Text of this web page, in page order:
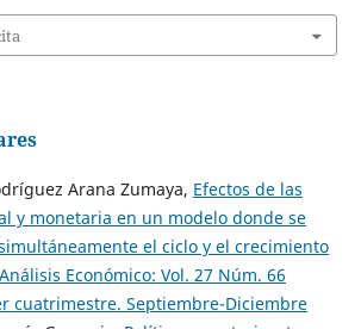
Arana Zumaya, Efectos de las
y monetaria en un modelo donde se
el ciclo y el crecimiento
Análisis Económico: Vol. 27 Núm. 66
cuatrimestre. Septiembre-Diciembre